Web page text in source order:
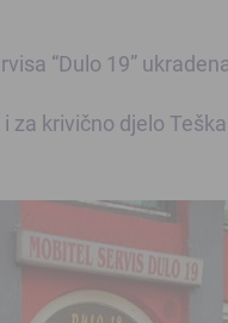
“Dulo 19”
krivično djelo